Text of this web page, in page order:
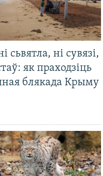
сьвятла, ні сувязі,
як праходзіць
блякада Крыму